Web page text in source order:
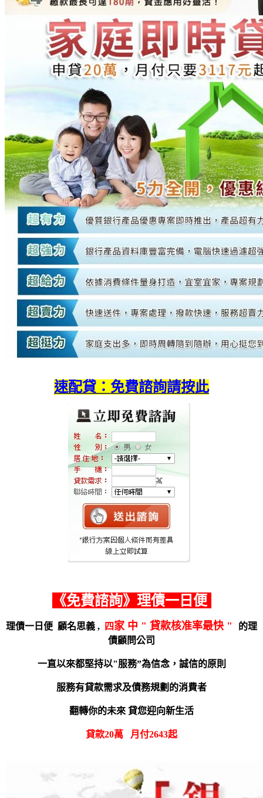
速配貸：免費諮詢請按此
《免費諮詢》理債一日便
理債一日便 顧名思義 , 四家 中 " 貸款核准率最快 "
的理
債顧問公司
一直以來都堅持以"服務”為信念，誠信的原則
服務有貸款需求及債務規劃的消費者
翻轉你的未來 貸您迎向新生活
貸款20萬 月付2643起